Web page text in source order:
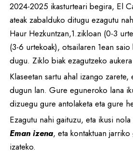
2024-2025 ikasturteari begira, El
ateak zabalduko ditugu ezagutu
Haur Hezkuntzan,1.zikloan (0-3
(3-6 urtekoak), otsailaren 1ean
dugu. Ziklo biak ezagutzeko
Klaseetan sartu ahal izango
dugun lan. Gure eguneroko lana
dizuegu gure antolaketa eta gure
Ezagutu nahi gaituzu, eta ikusi
Eman izena, eta kontaktuan
izateko.